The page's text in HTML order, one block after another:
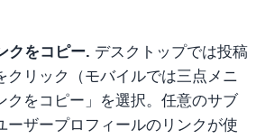
クをコピー. デスクトップでは投稿
クリック（モバイルでは三点メニ
クをコピー」を選択。任意のサブ
ーザープロフィールのリンクが使